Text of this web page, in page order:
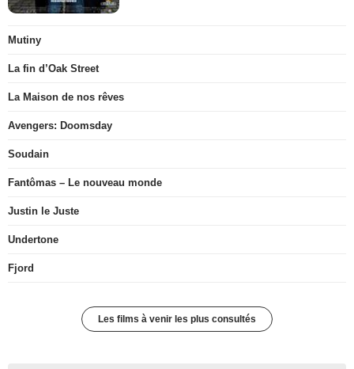
Mutiny
La fin d’Oak Street
La Maison de nos rêves
Avengers: Doomsday
Soudain
Fantômas – Le nouveau monde
Justin le Juste
Undertone
Fjord
Les films à venir les plus consultés